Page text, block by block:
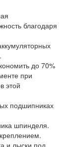
благодаря
до 70%
при
этой
подшипниках
шпинделя.
и лыски под